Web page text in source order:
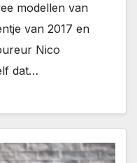
modellen van
van 2017 en
Nico
dat…